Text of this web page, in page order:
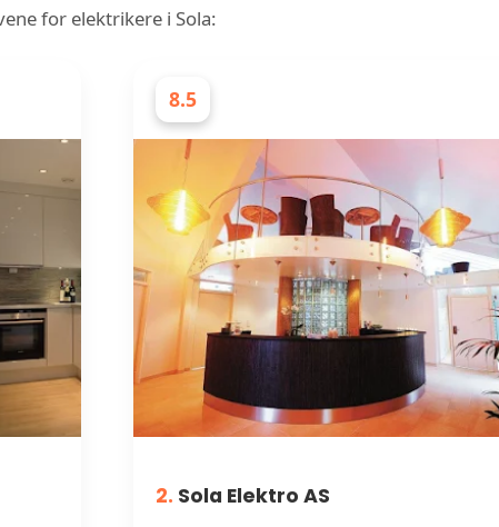
for elektrikere i Sola:
8.5
2. Sola Elektro AS